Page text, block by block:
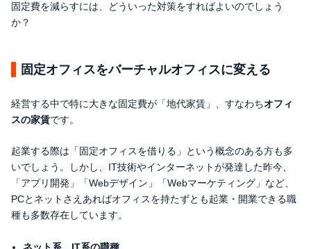
固定費を減らすには、どういった対策をすればよいのでしょう
か？
固定オフィスをバーチャルオフィスに変える
経営する中で特に大きな固定費が「地代家賃」、すなわちオフィ
スの家賃です。
起業する際は「固定オフィスを借りる」という概念のある方も多
いでしょう。しかし、IT技術やインターネットが発達した昨今、
「アプリ開発」「Webデザイン」「Webマーケティング」など、
PCとネットさえあればオフィスを持たずとも起業・開業できる職
種も多数存在しています。
ネット系、IT系の職種